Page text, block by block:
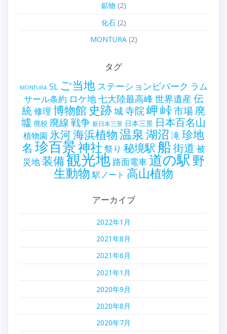
鉱物 (2)
化石(2)
MONTURA(2)
タグ
MONTURA SL ご当地 ステーションビバーク ラム
サール条約 ロケ地七大陸最高峰 世界遺産 伝
統修理 博物館 史跡城寺院岬峠市場廃
墟 廃校 廃線戦争 新日本三景 日本三景 日本百名山
植物園 氷河海浜植物温泉湖沼 滝珍地
名 珍百景神社 祭り 秘境駅 船街道 被
災地装備観光地 路面電車道の駅野
生動物 駅ノート 高山植物
アーカイブ
2022年1月
2021年8月
2021年6月
2021年1月
2020年9月
2020年8月
2020年7月